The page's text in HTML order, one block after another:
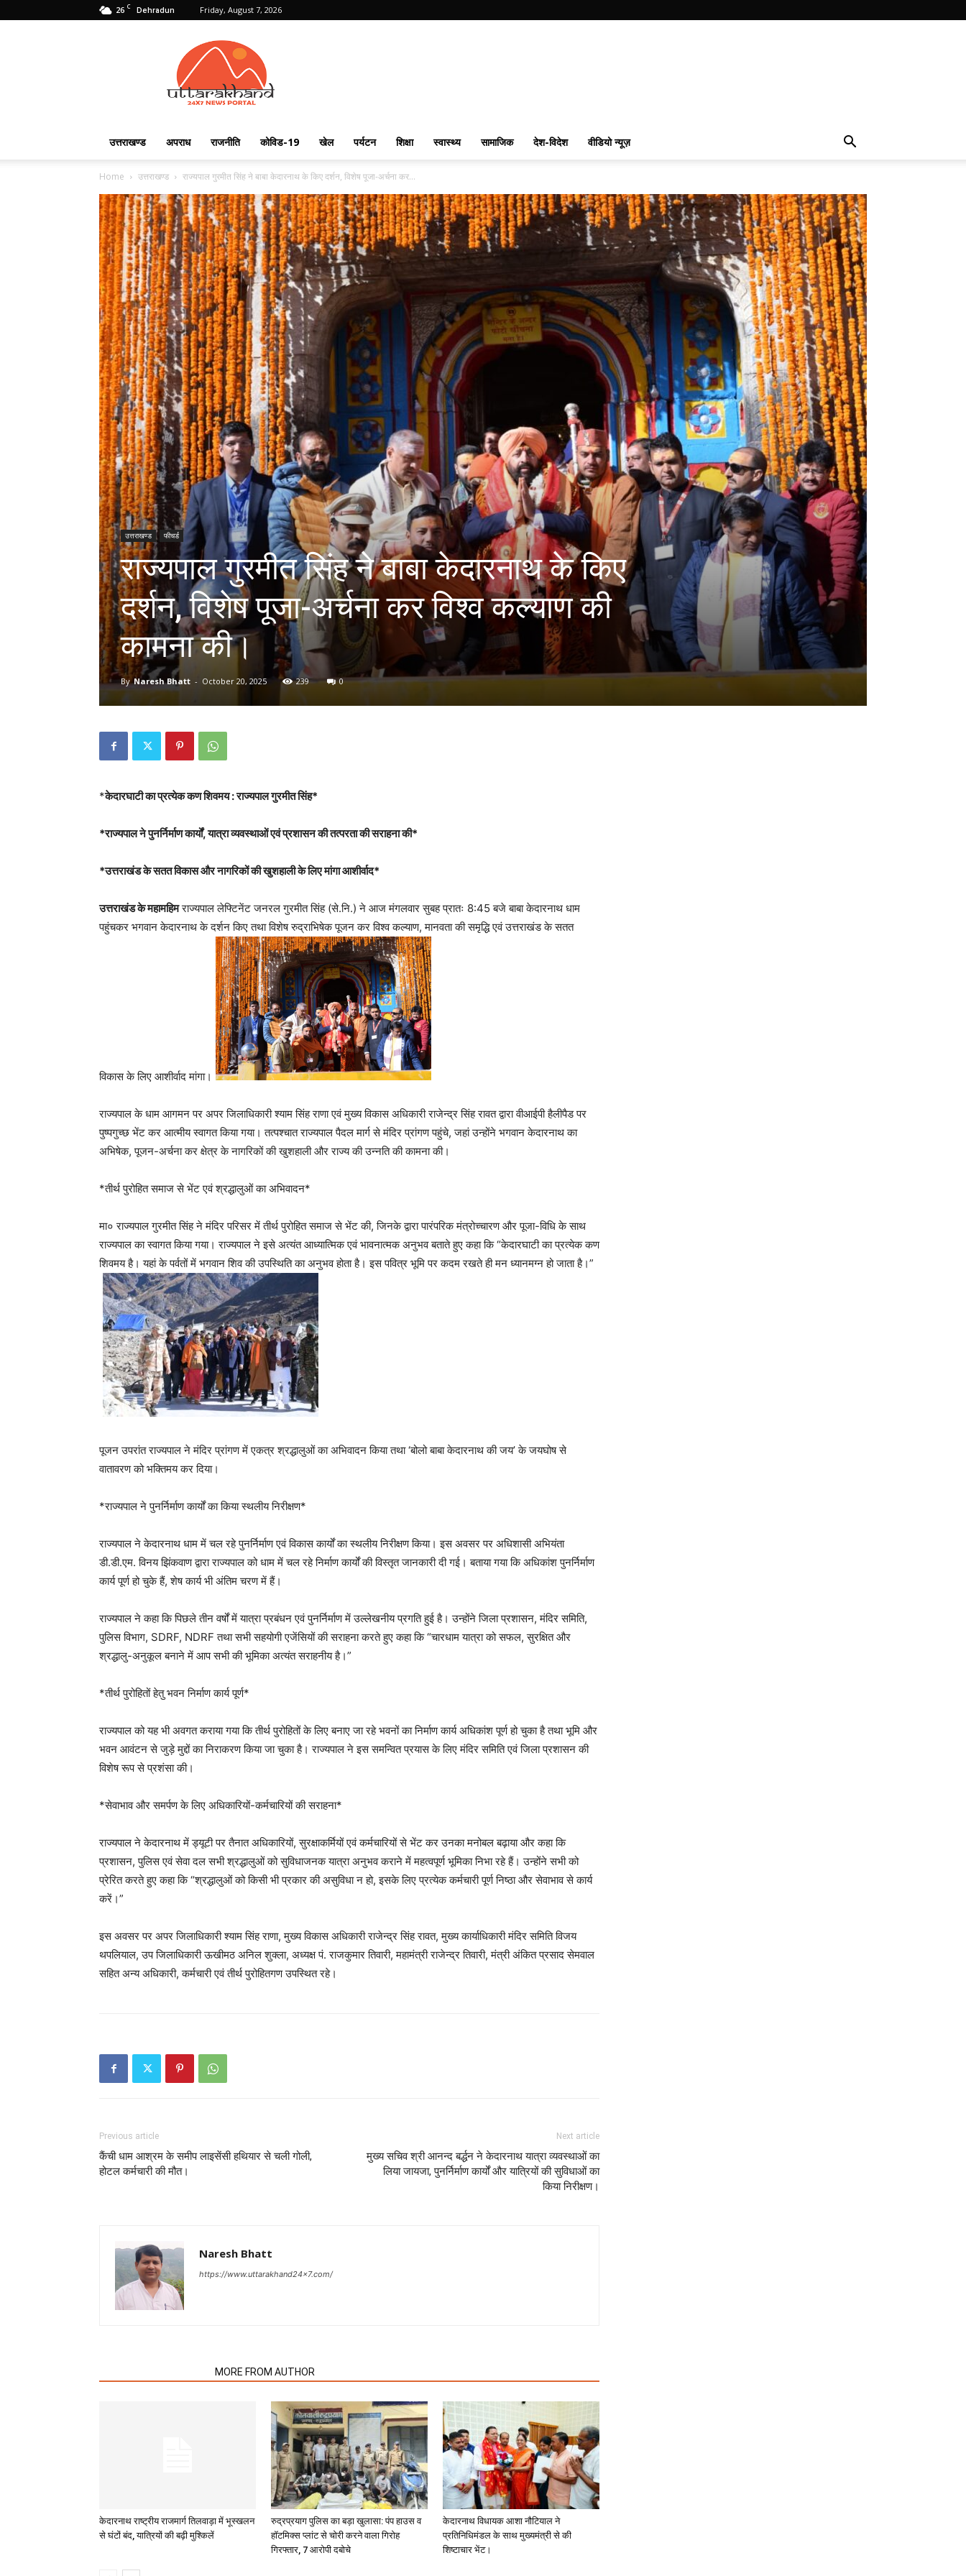
26 C Dehradun Friday, August 7, 2026
Uttarakhand
24X7
उत्तराखण्ड अपराध राजनीति कोविड-19 खेल पर्यटन शिक्षा स्वास्थ्य सामाजिक देश-विदेश वीडियो न्यूज़
Home उत्तराखण्ड राज्यपाल गुरमीत सिंह ने बाबा केदारनाथ के किए दर्शन, विशेष पूजा-अर्चना कर...
उत्तराखण्ड फीचर्ड
राज्यपाल गुरमीत सिंह ने बाबा केदारनाथ के किए
दर्शन, विशेष पूजा-अर्चना कर विश्व कल्याण की
कामना की।
By Naresh Bhatt - October 20, 2025 239 0
*केदारघाटी का प्रत्येक कण शिवमय : राज्यपाल गुरमीत सिंह*
*राज्यपाल ने पुनर्निर्माण कार्यों, यात्रा व्यवस्थाओं एवं प्रशासन की तत्परता की सराहना की*
*उत्तराखंड के सतत विकास और नागरिकों की खुशहाली के लिए मांगा आशीर्वाद*
उत्तराखंड के महामहिमराज्यपाल लेफ्टिनेंट जनरल गुरमीत सिंह (से.नि.) ने आज मंगलवार सुबह प्रातः 8:45 बजे बाबा केदारनाथ धाम
पहुंचकर भगवान केदारनाथ के दर्शन किए तथा विशेष रुद्राभिषेक पूजन कर विश्व कल्याण, मानवता की समृद्धि एवं उत्तराखंड के सतत
विकास के लिए आशीर्वाद मांगा।
राज्यपाल के धाम आगमन पर अपर जिलाधिकारी श्याम सिंह राणा एवं मुख्य विकास अधिकारी राजेन्द्र सिंह रावत द्वारा वीआईपी हैलीपैड पर
पुष्पगुच्छ भेंट कर आत्मीय स्वागत किया गया। तत्पश्चात राज्यपाल पैदल मार्ग से मंदिर प्रांगण पहुंचे, जहां उन्होंने भगवान केदारनाथ का
अभिषेक, पूजन-अर्चना कर क्षेत्र के नागरिकों की खुशहाली और राज्य की उन्नति की कामना की।
*तीर्थ पुरोहित समाज से भेंट एवं श्रद्धालुओं का अभिवादन*
मा० राज्यपाल गुरमीत सिंह ने मंदिर परिसर में तीर्थ पुरोहित समाज से भेंट की, जिनके द्वारा पारंपरिक मंत्रोच्चारण और पूजा-विधि के साथ
राज्यपाल का स्वागत किया गया। राज्यपाल ने इसे अत्यंत आध्यात्मिक एवं भावनात्मक अनुभव बताते हुए कहा कि “केदारघाटी का प्रत्येक कण
शिवमय है। यहां के पर्वतों में भगवान शिव की उपस्थिति का अनुभव होता है। इस पवित्र भूमि पर कदम रखते ही मन ध्यानमग्न हो जाता है।”
पूजन उपरांत राज्यपाल ने मंदिर प्रांगण में एकत्र श्रद्धालुओं का अभिवादन किया तथा ‘बोलो बाबा केदारनाथ की जय’ के जयघोष से
वातावरण को भक्तिमय कर दिया।
*राज्यपाल ने पुनर्निर्माण कार्यों का किया स्थलीय निरीक्षण*
राज्यपाल ने केदारनाथ धाम में चल रहे पुनर्निर्माण एवं विकास कार्यों का स्थलीय निरीक्षण किया। इस अवसर पर अधिशासी अभियंता
डी.डी.एम. विनय झिंकवाण द्वारा राज्यपाल को धाम में चल रहे निर्माण कार्यों की विस्तृत जानकारी दी गई। बताया गया कि अधिकांश पुनर्निर्माण
कार्य पूर्ण हो चुके हैं, शेष कार्य भी अंतिम चरण में हैं।
राज्यपाल ने कहा कि पिछले तीन वर्षों में यात्रा प्रबंधन एवं पुनर्निर्माण में उल्लेखनीय प्रगति हुई है। उन्होंने जिला प्रशासन, मंदिर समिति,
पुलिस विभाग, SDRF, NDRF तथा सभी सहयोगी एजेंसियों की सराहना करते हुए कहा कि “चारधाम यात्रा को सफल, सुरक्षित और
श्रद्धालु-अनुकूल बनाने में आप सभी की भूमिका अत्यंत सराहनीय है।”
*तीर्थ पुरोहितों हेतु भवन निर्माण कार्य पूर्ण*
राज्यपाल को यह भी अवगत कराया गया कि तीर्थ पुरोहितों के लिए बनाए जा रहे भवनों का निर्माण कार्य अधिकांश पूर्ण हो चुका है तथा भूमि और
भवन आवंटन से जुड़े मुद्दों का निराकरण किया जा चुका है। राज्यपाल ने इस समन्वित प्रयास के लिए मंदिर समिति एवं जिला प्रशासन की
विशेष रूप से प्रशंसा की।
*सेवाभाव और समर्पण के लिए अधिकारियों-कर्मचारियों की सराहना*
राज्यपाल ने केदारनाथ में ड्यूटी पर तैनात अधिकारियों, सुरक्षाकर्मियों एवं कर्मचारियों से भेंट कर उनका मनोबल बढ़ाया और कहा कि
प्रशासन, पुलिस एवं सेवा दल सभी श्रद्धालुओं को सुविधाजनक यात्रा अनुभव कराने में महत्वपूर्ण भूमिका निभा रहे हैं। उन्होंने सभी को
प्रेरित करते हुए कहा कि “श्रद्धालुओं को किसी भी प्रकार की असुविधा न हो, इसके लिए प्रत्येक कर्मचारी पूर्ण निष्ठा और सेवाभाव से कार्य
करें।”
इस अवसर पर अपर जिलाधिकारी श्याम सिंह राणा, मुख्य विकास अधिकारी राजेन्द्र सिंह रावत, मुख्य कार्याधिकारी मंदिर समिति विजय
थपलियाल, उप जिलाधिकारी ऊखीमठ अनिल शुक्ला, अध्यक्ष पं. राजकुमार तिवारी, महामंत्री राजेन्द्र तिवारी, मंत्री अंकित प्रसाद सेमवाल
सहित अन्य अधिकारी, कर्मचारी एवं तीर्थ पुरोहितगण उपस्थित रहे।
Previous article
कैंची धाम आश्रम के समीप लाइसेंसी हथियार से चली गोली,
होटल कर्मचारी की मौत।
Next article
मुख्य सचिव श्री आनन्द बर्द्धन ने केदारनाथ यात्रा व्यवस्थाओं का
लिया जायजा, पुनर्निर्माण कार्यों और यात्रियों की सुविधाओं का
किया निरीक्षण।
Naresh Bhatt
https://www.uttarakhand24x7.com/
MORE FROM AUTHOR
केदारनाथ राष्ट्रीय राजमार्ग तिलवाड़ा में भूस्खलन
से घंटों बंद, यात्रियों की बढ़ी मुश्किलें
रुद्रप्रयाग पुलिस का बड़ा खुलासा: पंप हाउस व
हॉटमिक्स प्लांट से चोरी करने वाला गिरोह
गिरफ्तार, 7 आरोपी दबोचे
केदारनाथ विधायक आशा नौटियाल ने
प्रतिनिधिमंडल के साथ मुख्यमंत्री से की
शिष्टाचार भेंट।